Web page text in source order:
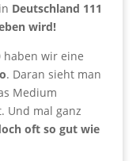
Deutschland 111
wird!
haben wir eine
. Daran sieht man
Medium
Und mal ganz
oft so gut wie